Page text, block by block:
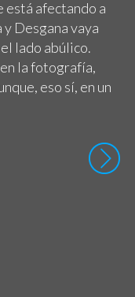
está afectando a
y Desgana vaya
lado abúlico.
la fotografía,
eso sí, en un